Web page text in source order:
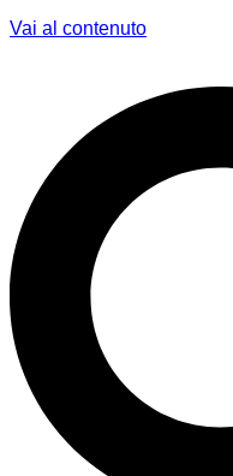
Vai al contenuto